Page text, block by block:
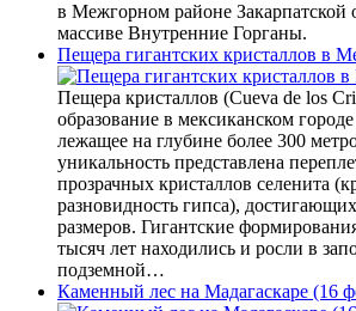
в Межгорном районе Закарпатской
массиве Внутренние Горганы.
Пещера гигантских кристаллов в
Пещера кристаллов (Cueva de los
образование в мексиканском
лежащее на глубине более 300
уникальность представлена
прозрачных кристаллов селенита
разновидность гипса),
размеров. Гигантские
тысяч лет находились и росли в
подземной…
Каменный лес на Мадагаскаре (16